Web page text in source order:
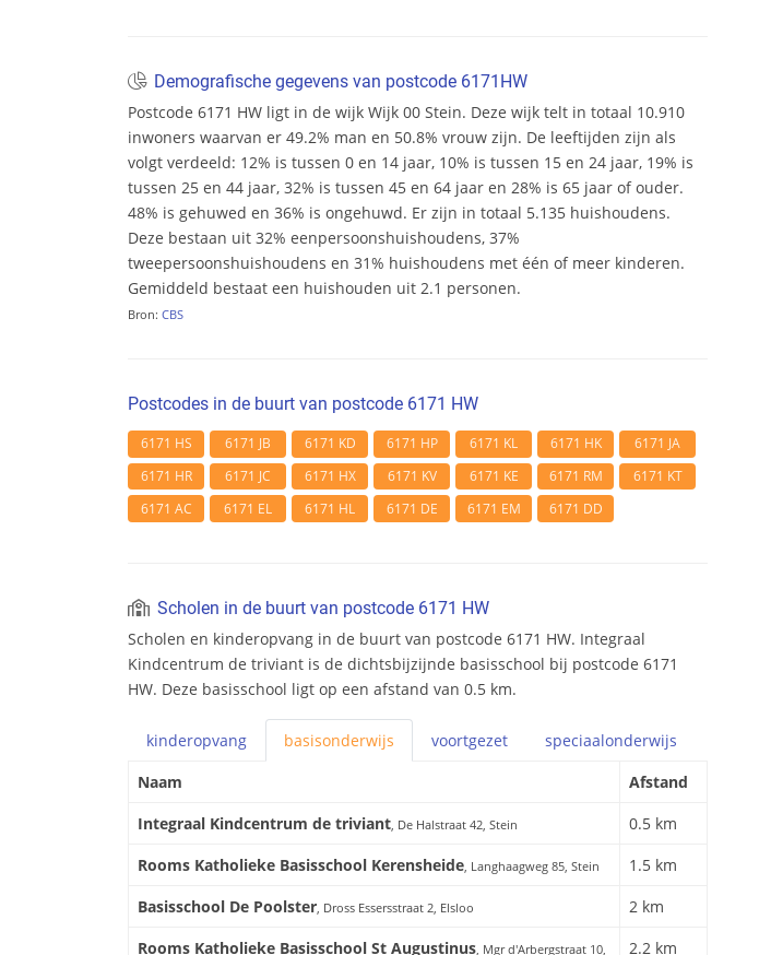
Demografische gegevens van postcode 6171HW
Postcode 6171 HW ligt in de wijk Wijk 00 Stein. Deze wijk telt in totaal 10.910
inwoners waarvan er 49.2% man en 50.8% vrouw zijn. De leeftijden zijn als
volgt verdeeld: 12% is tussen 0 en 14 jaar, 10% is tussen 15 en 24 jaar, 19% is
tussen 25 en 44 jaar, 32% is tussen 45 en 64 jaar en 28% is 65 jaar of ouder.
48% is gehuwed en 36% is ongehuwd. Er zijn in totaal 5.135 huishoudens.
Deze bestaan uit 32% eenpersoonshuishoudens, 37%
tweepersoonshuishoudens en 31% huishoudens met één of meer kinderen.
Gemiddeld bestaat een huishouden uit 2.1 personen.
Bron: CBS
Postcodes in de buurt van postcode 6171 HW
6171 HS 6171 JB 6171 KD 6171 HP 6171 KL 6171 HK
6171 JA
6171 HR
6171 JC 6171 HX 6171 KV 6171 KE 6171 RM
6171 KT
6171 AC
6171 EL 6171 HL 6171 DE 6171 EM 6171 DD
Scholen in de buurt van postcode 6171 HW
Scholen en kinderopvang in de buurt van postcode 6171 HW. Integraal
Kindcentrum de triviant is de dichtsbijzijnde basisschool bij postcode 6171
HW. Deze basisschool ligt op een afstand van 0.5 km.
kinderopvang basisonderwijs voortgezet speciaalonderwijs
Naam
Afstand
Integraal Kindcentrum de triviant, De Halstraat 42, Stein
0.5 km
Rooms Katholieke Basisschool Kerensheide, Langhaagweg 85, Stein
1.5 km
Basisschool De Poolster, Dross Essersstraat 2, Elsloo
2 km
Rooms Katholieke Basisschool St Augustinus, Mgr d'Arbergstraat 10,
2.2 km